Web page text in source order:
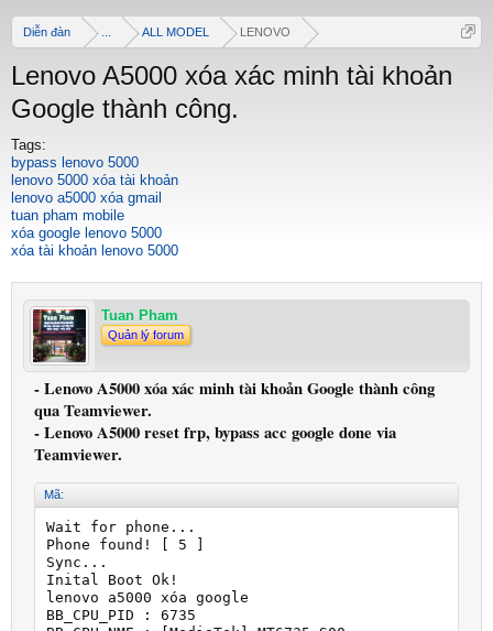
Diễn đàn ALL MODEL LENOVO
Lenovo A5000 xóa xác minh tài khoản
Google thành công.
Tags:
bypass lenovo 5000
lenovo 5000 xóa tài khoản
lenovo a5000 xóa gmail
tuan pham mobile
xóa google lenovo 5000
xóa tài khoản lenovo 5000
Tuan Pham
Quản lý forum
- Lenovo A5000 xóa xác minh tài khoản Google thành công
qua Teamviewer.
- Lenovo A5000 reset frp, bypass acc google done via
Teamviewer.
Mã:
Wait for phone...
Phone found! [ 5 ]
Sync...
Inital Boot Ok!
lenovo a5000 xóa google
BB_CPU_PID : 6735